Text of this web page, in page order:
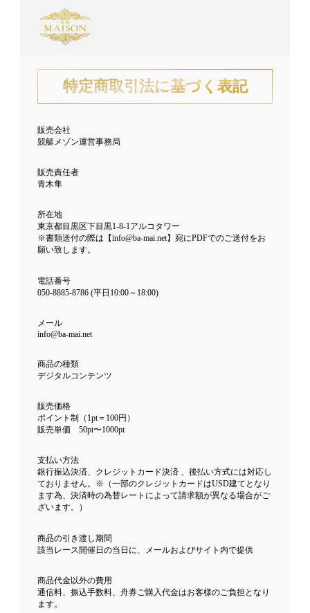
特定商取引法に基づく表記
販売会社
競艇メゾン運営事務局
販売責任者
青木隼
所在地
東京都目黒区下目黒1-8-1アルコタワー
※書類送付の際は【info@ba-mai.net】宛にPDFでのご送付をお
願い致します。
電話番号
050-8885-8786 (平日10:00～18:00)
メール
info@ba-mai.net
商品の種類
デジタルコンテンツ
販売価格
ポイント制（1pt＝100円）
販売単価 50pt〜1000pt
支払い方法
銀行振込決済、クレジットカード決済 、後払い方式には対応し
ておりません。※（一部のクレジットカードはUSD建てとなり
ます為、決済時の為替レートによって請求額が異なる場合がご
ざいます。）
商品の引き渡し期間
該当レース開催日の当日に、メールおよびサイト内で提供
商品代金以外の費用
通信料、振込手数料、舟券ご購入代金はお客様のご負担となり
ます。